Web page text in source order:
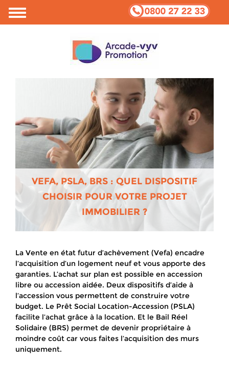
VEFA, PSLA, BRS : QUEL DISPOSITIF
CHOISIR POUR VOTRE PROJET
IMMOBILIER ?
La Vente en état futur d’achèvement (Vefa) encadre
l’acquisition d’un logement neuf et vous apporte des
garanties. L’achat sur plan est possible en accession
libre ou accession aidée. Deux dispositifs d’aide à
l’accession vous permettent de construire votre
budget. Le Prêt Social Location-Accession (PSLA)
facilite l’achat grâce à la location. Et le Bail Réel
Solidaire (BRS) permet de devenir propriétaire à
moindre coût car vous faites l’acquisition des murs
uniquement.